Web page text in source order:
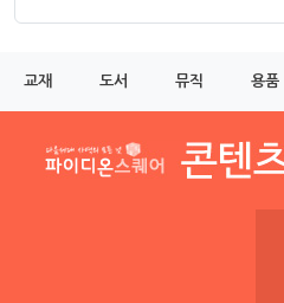
교재 도서 뮤직 용품